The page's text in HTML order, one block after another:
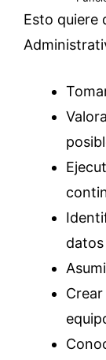
Esto quiere